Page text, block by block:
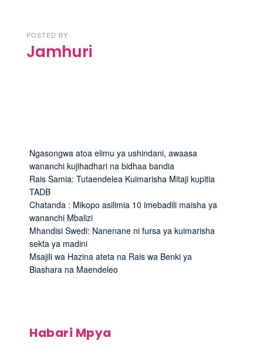
POSTED BY
Jamhuri
Ngasongwa atoa elimu ya ushindani, awaasa
wananchi kujihadhari na bidhaa bandia
Rais Samia: Tutaendelea Kuimarisha Mitaji kupitia
TADB
Chatanda : Mikopo asilimia 10 imebadili maisha ya
wananchi Mbalizi
Mhandisi Swedi: Nanenane ni fursa ya kuimarisha
sekta ya madini
Msajili wa Hazina ateta na Rais wa Benki ya
Biashara na Maendeleo
Habari Mpya